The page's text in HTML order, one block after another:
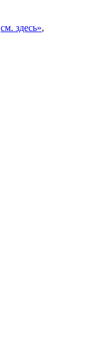
см. здесь»,